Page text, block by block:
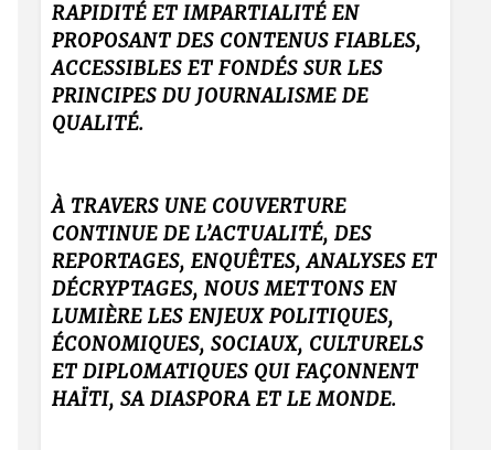
RAPIDITÉ ET IMPARTIALITÉ EN
PROPOSANT DES CONTENUS FIABLES,
ACCESSIBLES ET FONDÉS SUR LES
PRINCIPES DU JOURNALISME DE
QUALITÉ.
À TRAVERS UNE COUVERTURE
CONTINUE DE L’ACTUALITÉ, DES
REPORTAGES, ENQUÊTES, ANALYSES ET
DÉCRYPTAGES, NOUS METTONS EN
LUMIÈRE LES ENJEUX POLITIQUES,
ÉCONOMIQUES, SOCIAUX, CULTURELS
ET DIPLOMATIQUES QUI FAÇONNENT
HAÏTI, SA DIASPORA ET LE MONDE.